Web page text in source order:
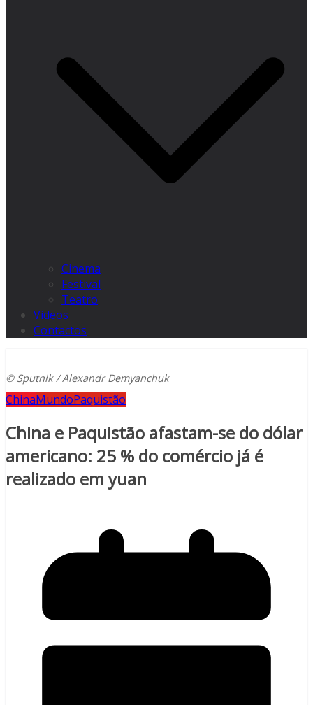
Cinema
Festival
Teatro
Videos
Contactos
© Sputnik / Alexandr Demyanchuk
ChinaMundoPaquistão
China e Paquistão afastam-se do dólar
americano: 25 % do comércio já é
realizado em yuan